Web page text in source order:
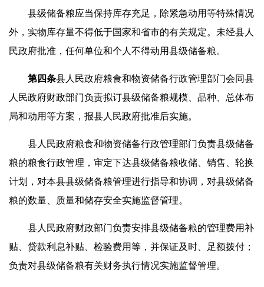
县级储备粮应当保持库存充足，除紧急动用等特殊情况
外，实物库存量不得低于国家和省市的有关规定。未经县人
民政府批准，任何单位和个人不得动用县级储备粮。
第四条县人民政府粮食和物资储备行政管理部门会同县
人民政府财政部门负责拟订县级储备粮规模、品种、总体布
局和动用等方案，报县人民政府批准后实施。
县人民政府粮食和物资储备行政管理部门负责县级储备
粮的粮食行政管理，审定下达县级储备粮收储、销售、轮换
计划，对本县县级储备粮管理进行指导和协调，对县级储备
粮的数量、质量和储存安全实施监督管理。
县人民政府财政部门负责安排县级储备粮的管理费用补
贴、贷款利息补贴、检验费用等，并保证及时、足额拨付；
负责对县级储备粮有关财务执行情况实施监督管理。